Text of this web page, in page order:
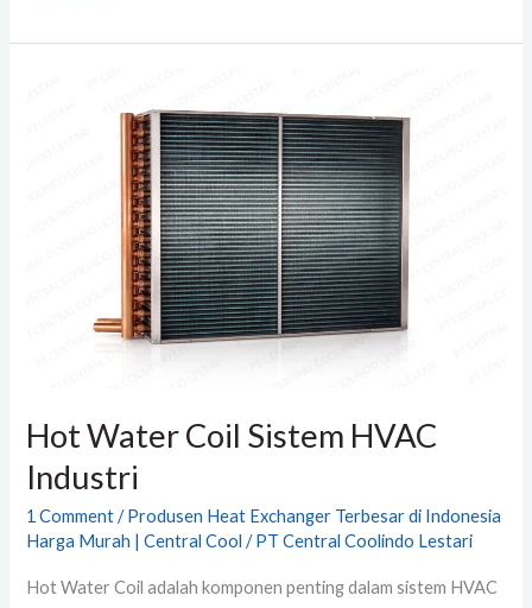
Hot Water Coil Sistem HVAC
Industri
1 Comment / Produsen Heat Exchanger Terbesar di Indonesia
Harga Murah | Central Cool / PT Central Coolindo Lestari
Hot Water Coil adalah komponen penting dalam sistem HVAC